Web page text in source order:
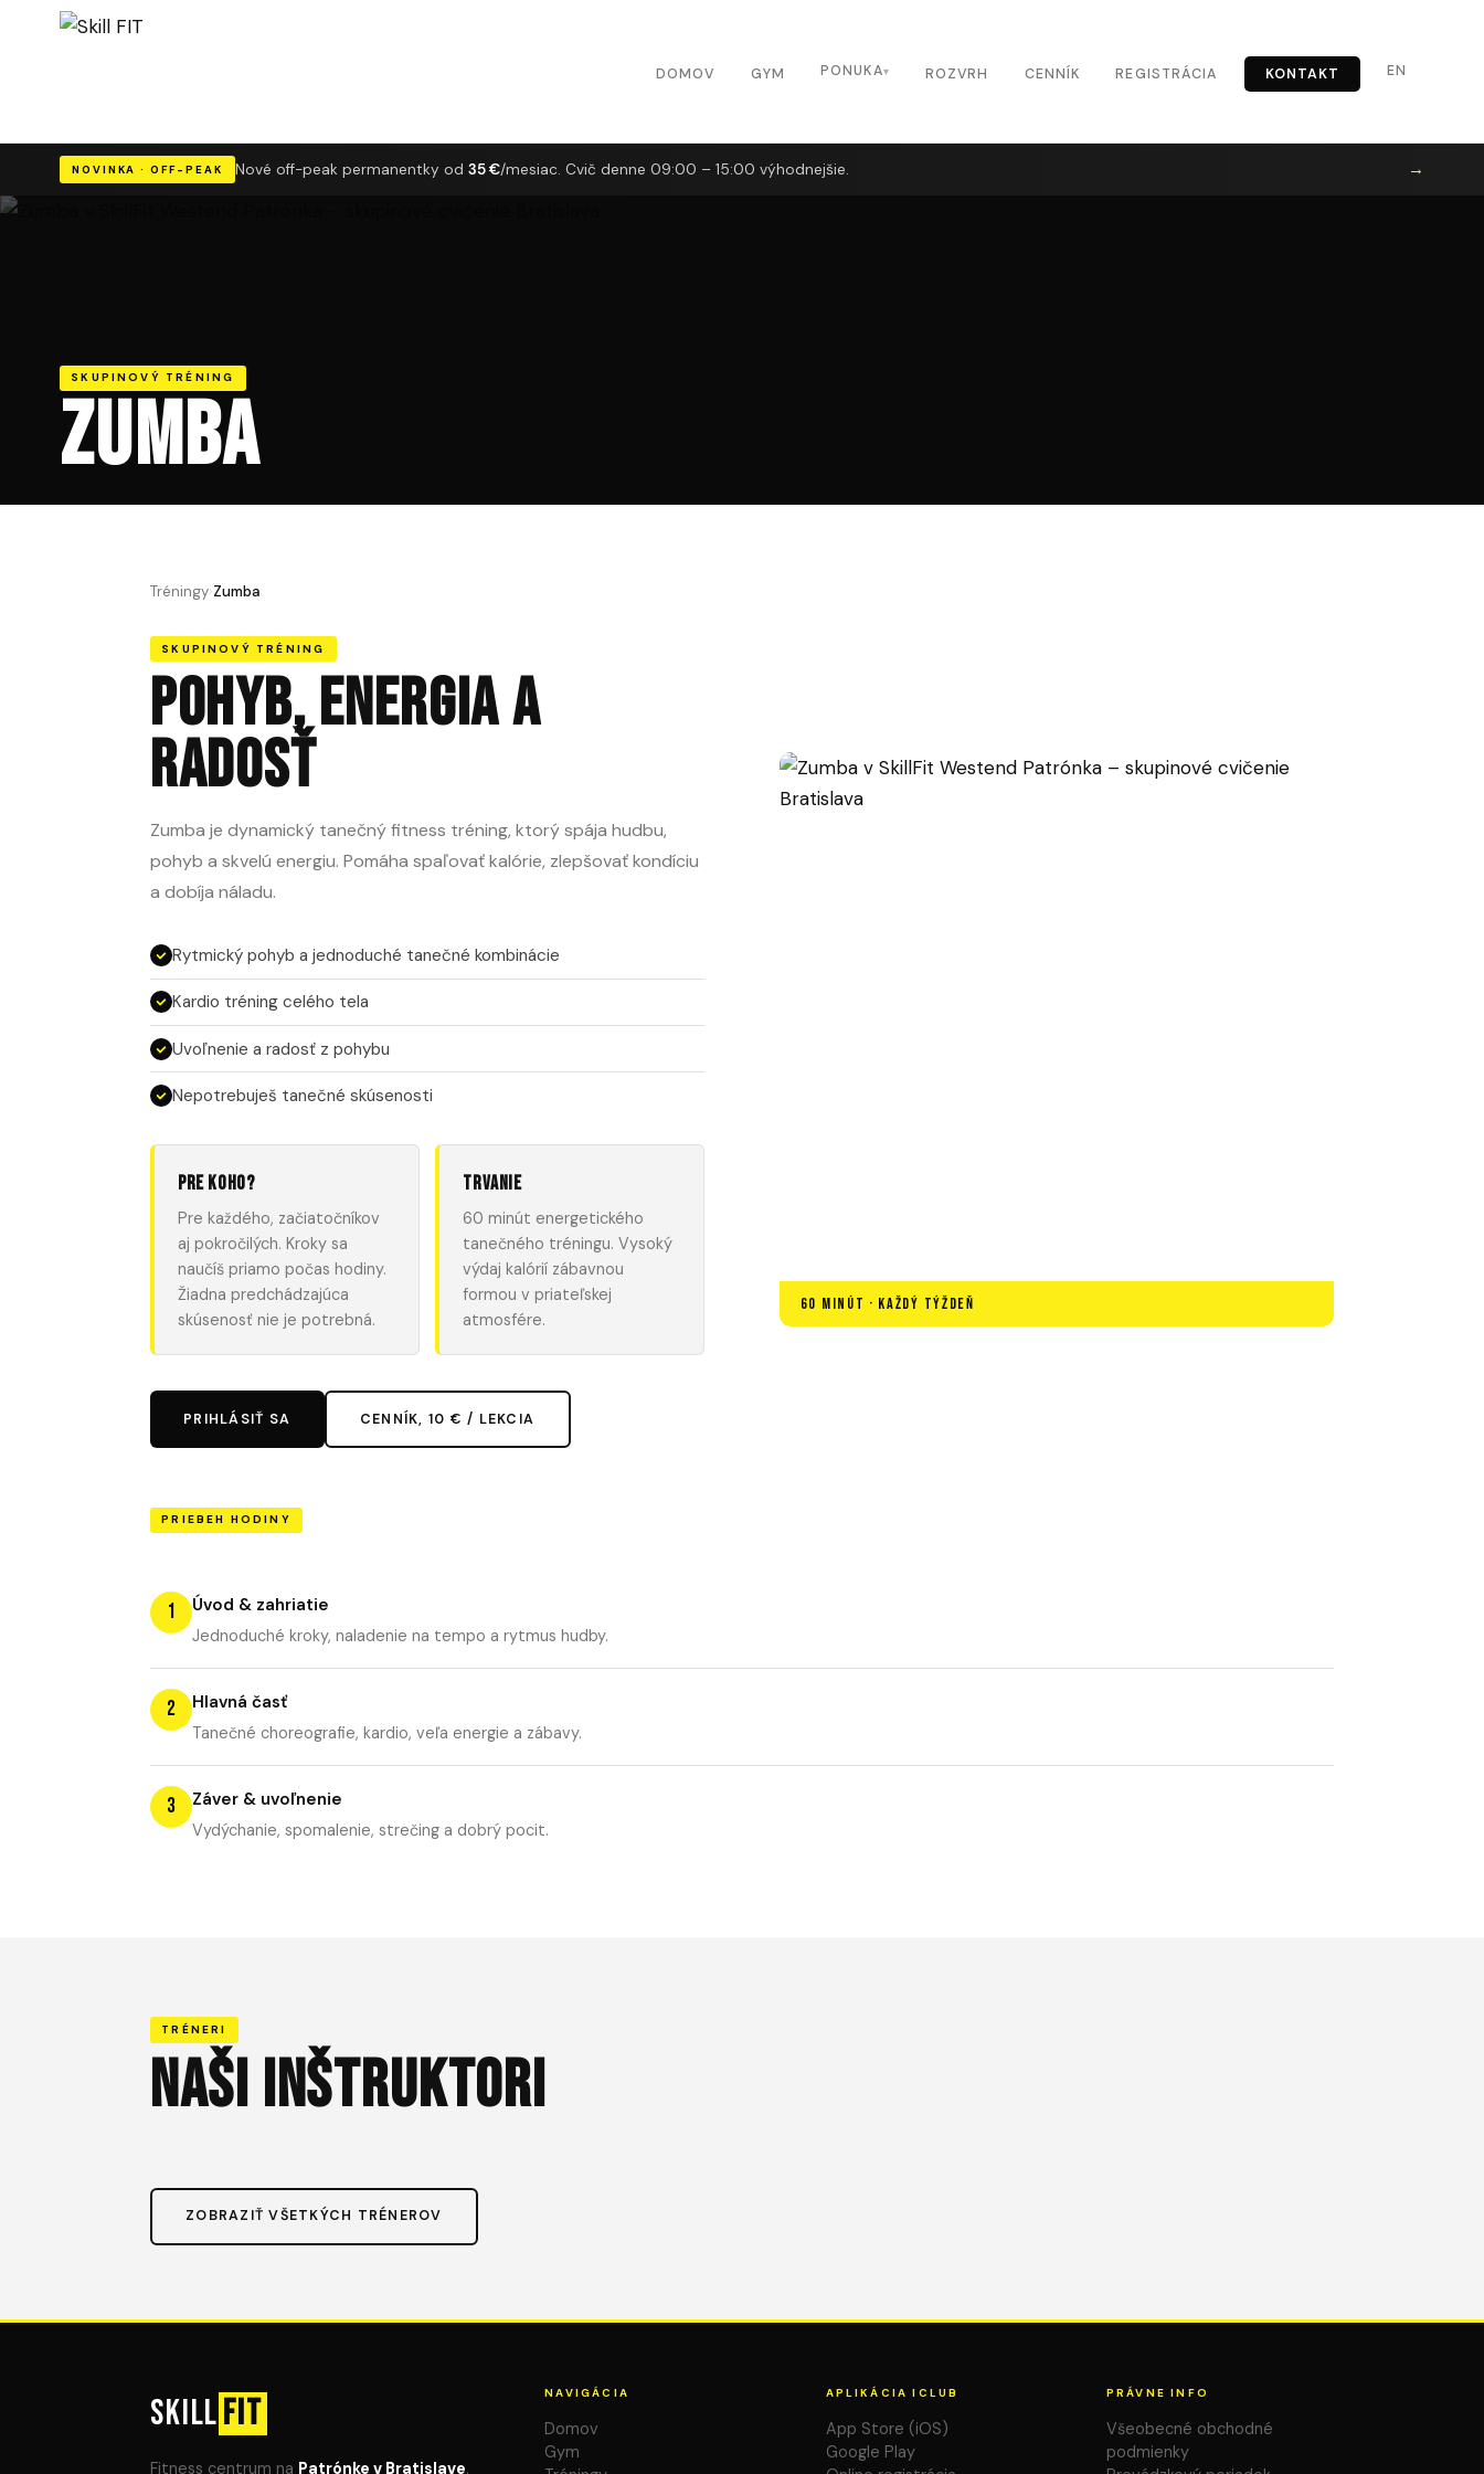
DOMOV GYM PONUKA ROZVRH CENNÍK REGISTRÁCIA KONTAKT EN
NOVINKA · OFF-PEAK Nové off-peak permanentky od 35 €/mesiac. Cvič denne 09:00 – 15:00 výhodnejšie. →
SKUPINOVÝ TRÉNING
Zumba
Tréningy›Zumba
SKUPINOVÝ TRÉNING
POHYB, ENERGIA A
RADOSŤ
Zumba je dynamický tanečný fitness tréning, ktorý spája hudbu,
pohyb a skvelú energiu. Pomáha spaľovať kalórie, zlepšovať kondíciu
a dobíja náladu.
Rytmický pohyb a jednoduché tanečné kombinácie
Kardio tréning celého tela
Uvoľnenie a radosť z pohybu
Nepotrebuješ tanečné skúsenosti
Pre koho?
Pre každého, začiatočníkov
aj pokročilých. Kroky sa
naučíš priamo počas hodiny.
Žiadna predchádzajúca
skúsenosť nie je potrebná.
Trvanie
60 minút energetického
tanečného tréningu. Vysoký
výdaj kalórií zábavnou
formou v priateľskej
atmosfére.
PRIHLÁSIŤ SA CENNÍK, 10 € / LEKCIA
60 MINÚT · KAŽDÝ TÝŽDEŇ
PRIEBEH HODINY
1 Úvod & zahriatie
Jednoduché kroky, naladenie na tempo a rytmus hudby.
2 Hlavná časť
Tanečné choreografie, kardio, veľa energie a zábavy.
3 Záver & uvoľnenie
Vydýchanie, spomalenie, strečing a dobrý pocit.
TRÉNERI
NAŠI INŠTRUKTORI
ZOBRAZIŤ VŠETKÝCH TRÉNEROV
SKILLFIT
Fitness centrum na Patrónke v Bratislave.
NAVIGÁCIA
Domov
Gym
APLIKÁCIA ICLUB
App Store (iOS)
Google Play
PRÁVNE INFO
Všeobecné obchodné
podmienky